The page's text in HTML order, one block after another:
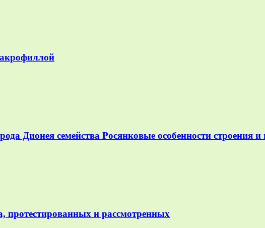
Дионея семейства Росянковые особенности строения и
протестированных и рассмотренных